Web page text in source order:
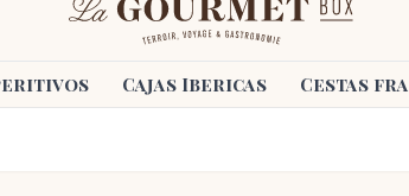
Cajas Ibericas Cestas